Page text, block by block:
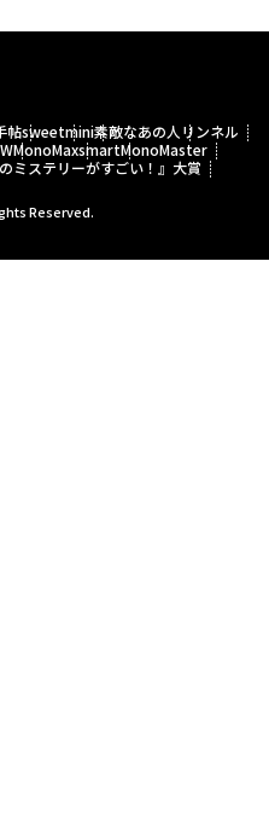
帖sweetmini素敵なあの人 リンネル
MonoMaxsmartMonoMaster
のミステリーがすごい！』大賞
Reserved.